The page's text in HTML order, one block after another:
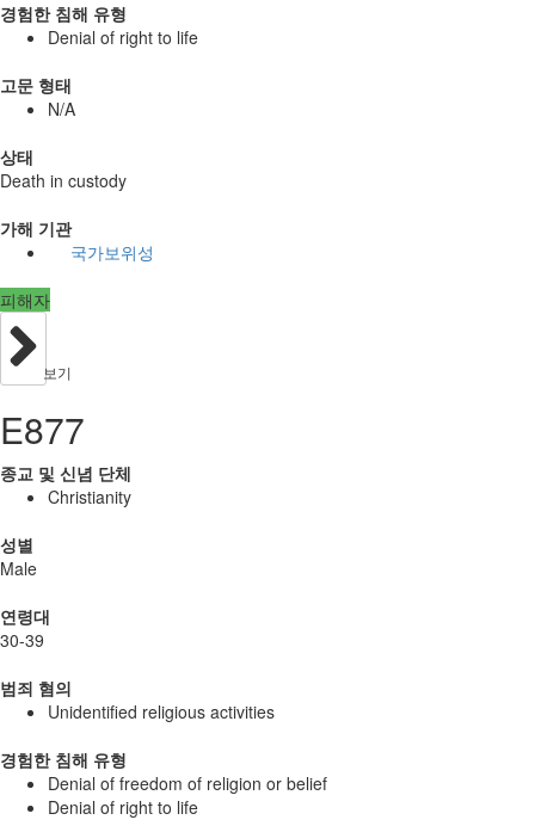
경험한 침해 유형
Denial of right to life
고문 형태
N/A
상태
Death in custody
가해 기관
국가보위성
피해자
보기
E877
종교 및 신념 단체
Christianity
성별
Male
연령대
30-39
범죄 혐의
Unidentified religious activities
경험한 침해 유형
Denial of freedom of religion or belief
Denial of right to life